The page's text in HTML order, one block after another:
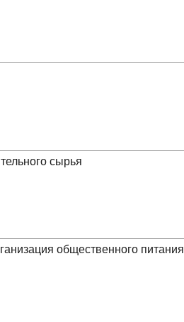
сырья
общественного питания